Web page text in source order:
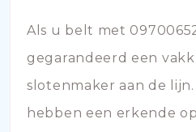
Als u belt met
gegarandeerd een
slotenmaker aan de
hebben een erkende